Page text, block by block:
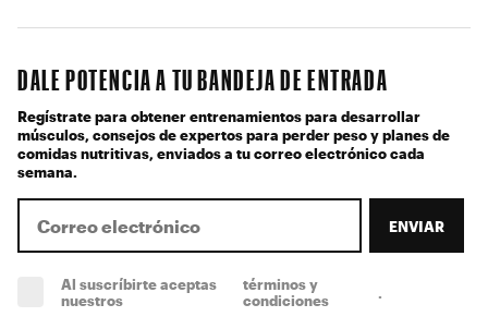
DALE POTENCIA A TU BANDEJA DE ENTRADA
Regístrate para obtener entrenamientos para desarrollar
músculos, consejos de expertos para perder peso y planes de
comidas nutritivas, enviados a tu correo electrónico cada
semana.
ENVIAR
Al suscríbirte aceptas
nuestros
términos y
condiciones